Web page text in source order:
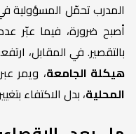
المدرب تحمّل المسؤولية
أصبح ضرورة، فيما عبّر
بالتقصير. في المقابل،
هيكلة الجامعة، ويمر
المحلية، بدل الاكتفاء